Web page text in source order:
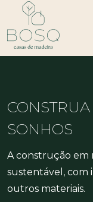
content
SONHOS
A construção em
sustentável, com
outros materiais.